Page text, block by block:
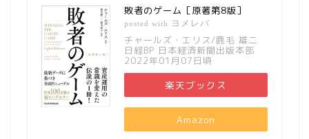
敗者のゲーム［原著第8版］
posted with ヨメレバ
チャールズ・エリス/鹿毛 雄二
日経BP 日本経済新聞出版本部
2022年01月07日頃
楽天ブックス
Amazon